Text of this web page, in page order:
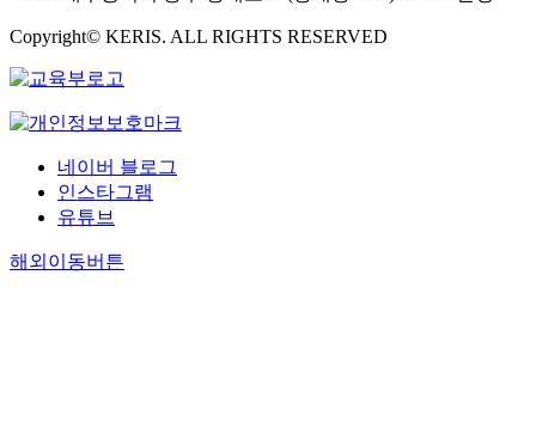
Copyright© KERIS. ALL RIGHTS RESERVED
네이버 블로그
인스타그램
유튜브
해외이동버튼